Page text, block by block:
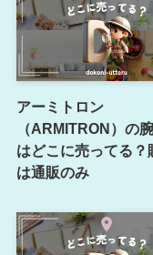
アーミトロン
（ARMITRON）の
はどこに売ってる？
は通販のみ